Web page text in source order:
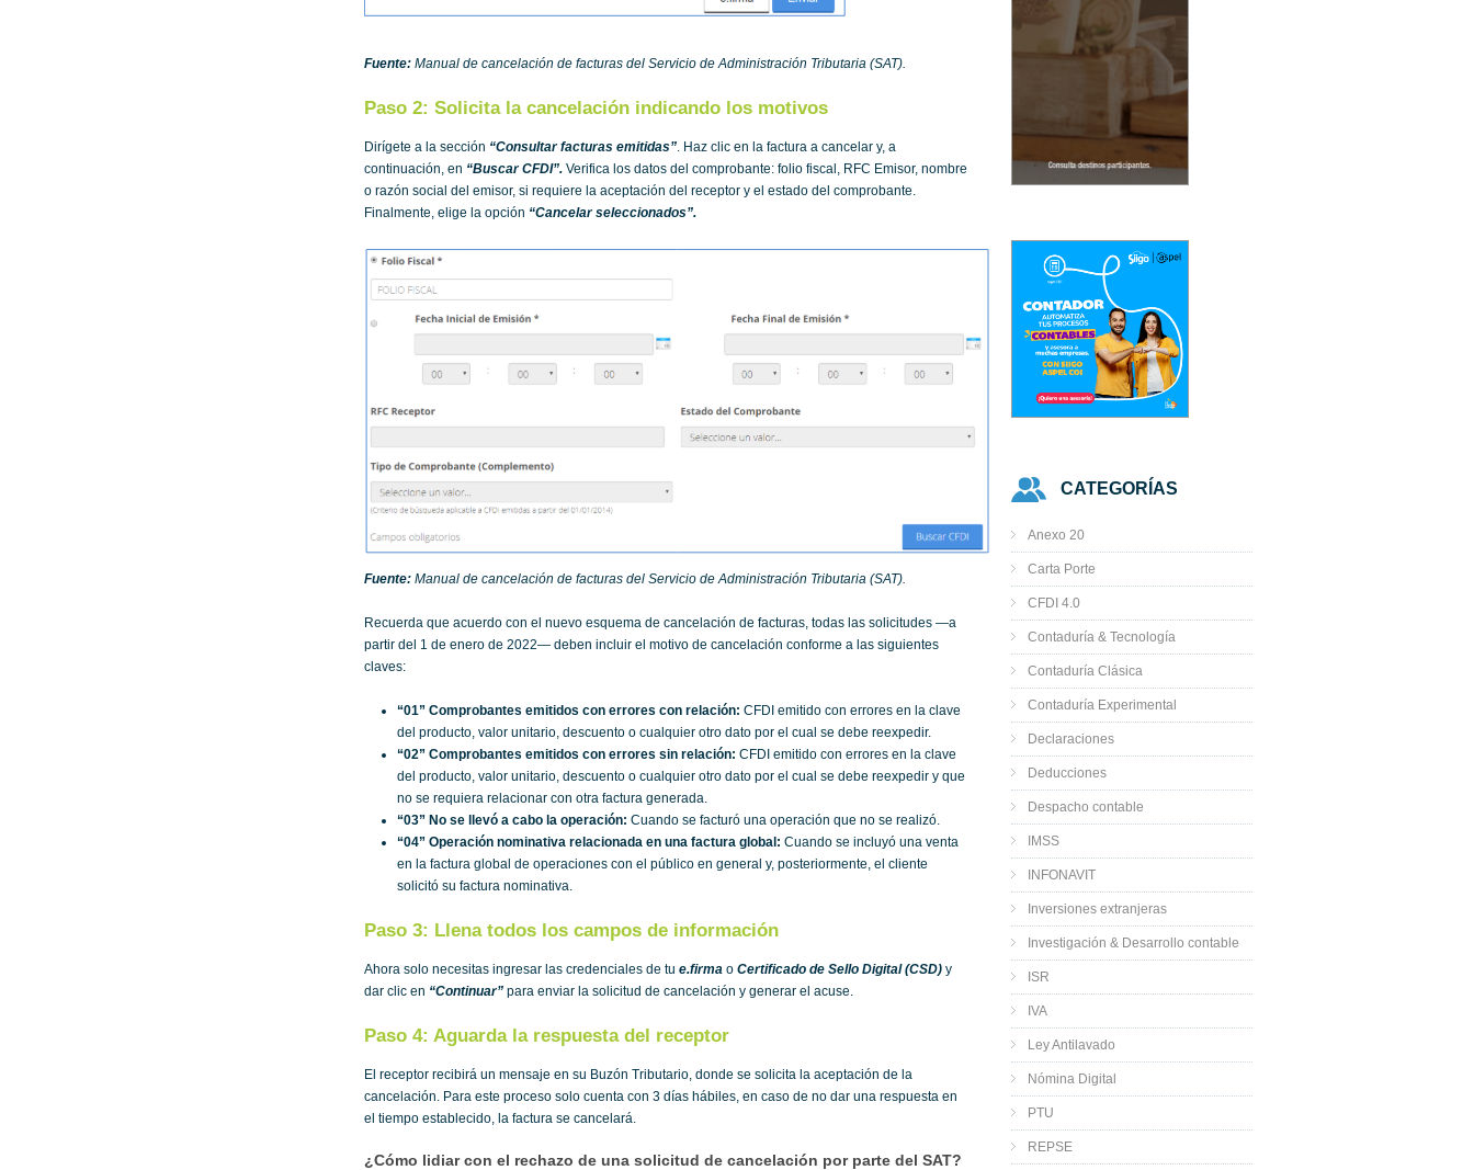
Fuente: Manual de cancelación de facturas del Servicio de Administración Tributaria (SAT).
Paso 2: Solicita la cancelación indicando los motivos
Dirígete a la sección “Consultar facturas emitidas”. Haz clic en la factura a cancelar y, a
continuación, en “Buscar CFDI”. Verifica los datos del comprobante: folio fiscal, RFC Emisor, nombre
o razón social del emisor, si requiere la aceptación del receptor y el estado del comprobante.
Finalmente, elige la opción “Cancelar seleccionados”.
Fuente: Manual de cancelación de facturas del Servicio de Administración Tributaria (SAT).
Recuerda que acuerdo con el nuevo esquema de cancelación de facturas, todas las solicitudes —a
partir del 1 de enero de 2022— deben incluir el motivo de cancelación conforme a las siguientes
claves:
“01” Comprobantes emitidos con errores con relación: CFDI emitido con errores en la clave
del producto, valor unitario, descuento o cualquier otro dato por el cual se debe reexpedir.
“02” Comprobantes emitidos con errores sin relación: CFDI emitido con errores en la clave
del producto, valor unitario, descuento o cualquier otro dato por el cual se debe reexpedir y que
no se requiera relacionar con otra factura generada.
“03” No se llevó a cabo la operación: Cuando se facturó una operación que no se realizó.
“04” Operación nominativa relacionada en una factura global: Cuando se incluyó una venta
en la factura global de operaciones con el público en general y, posteriormente, el cliente
solicitó su factura nominativa.
Paso 3: Llena todos los campos de información
Ahora solo necesitas ingresar las credenciales de tu e.firma o Certificado de Sello Digital (CSD) y
dar clic en “Continuar” para enviar la solicitud de cancelación y generar el acuse.
Paso 4: Aguarda la respuesta del receptor
El receptor recibirá un mensaje en su Buzón Tributario, donde se solicita la aceptación de la
cancelación. Para este proceso solo cuenta con 3 días hábiles, en caso de no dar una respuesta en
el tiempo establecido, la factura se cancelará.
¿Cómo lidiar con el rechazo de una solicitud de cancelación por parte del SAT?
CATEGORÍAS
Anexo 20
Carta Porte
CFDI 4.0
Contaduría & Tecnología
Contaduría Clásica
Contaduría Experimental
Declaraciones
Deducciones
Despacho contable
IMSS
INFONAVIT
Inversiones extranjeras
Investigación & Desarrollo contable
ISR
IVA
Ley Antilavado
Nómina Digital
PTU
REPSE